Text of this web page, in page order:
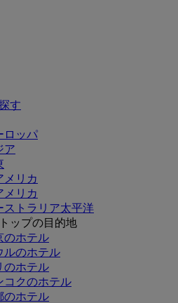
す
ロッパ
ア
メリカ
メリカ
ストラリア太平洋
ップの目的地
のホテル
ルのホテル
のホテル
コクのホテル
のホテル